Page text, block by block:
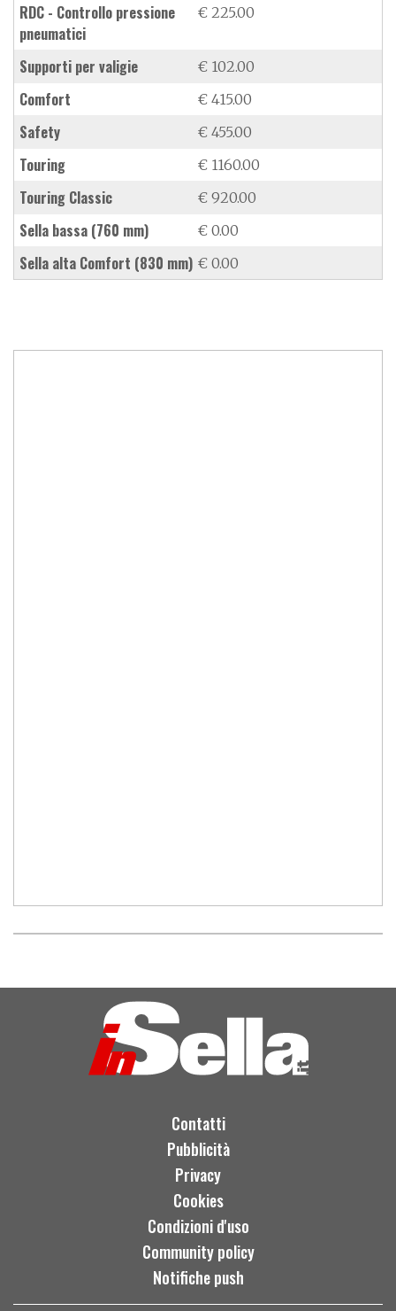
RDC - Controllo pressione
pneumatici
€ 225.00
supporti per valigie € 102.00
Comfort € 415.00
Safety € 455.00
Touring € 1160.00
Touring Classic € 920.00
sella bassa (760 mm) € 0.00
sella alta Comfort (830 mm) € 0.00
Contatti
Pubblicità
Privacy
Cookies
Condizioni d'uso
Community policy
Notifiche push